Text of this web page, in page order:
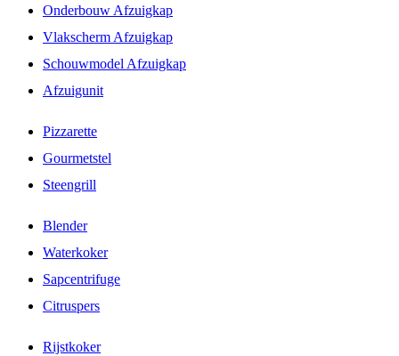
Onderbouw Afzuigkap
Vlakscherm Afzuigkap
Schouwmodel Afzuigkap
Afzuigunit
Pizzarette
Gourmetstel
Steengrill
Blender
Waterkoker
Sapcentrifuge
Citruspers
Rijstkoker